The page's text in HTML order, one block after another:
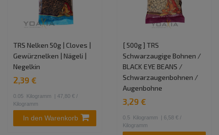
TRS Nelken 50g | Cloves |
Gewürznelken | Nägeli |
Negelkin
2,39 €
0.05 Kilogramm
| 47,80 € /
Kilogramm
In den Warenkorb
[ 500g ] TRS
Schwarzaugige Bohnen /
BLACK EYE BEANS /
Schwarzaugenbohnen /
Augenbohne
3,29 €
0.5 Kilogramm
| 6,58 € /
Kilogramm